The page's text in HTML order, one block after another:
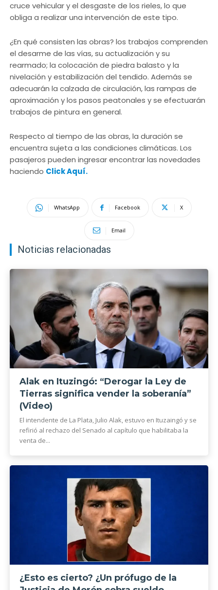
cruce vehicular y el desgaste de los rieles, lo que
obliga a realizar una intervención de este tipo.
¿En qué consisten las obras? los trabajos comprenden
el desarme de las vías, su actualización y su
rearmado; la colocación de piedra balasto y la
nivelación y estabilización del tendido. Además se
adecuarán la calzada de circulación, las rampas de
aproximación y los pasos peatonales y se efectuarán
trabajos de pintura en general.
Respecto al tiempo de las obras, la duración se
encuentra sujeta a las condiciones climáticas. Los
pasajeros pueden ingresar encontrar las novedades
haciendo Click Aquí.
WhatsApp Facebook X
Email
Noticias relacionadas
Alak en Ituzingó: “Derogar la Ley de
Tierras significa vender la soberanía”
(Video)
El intendente de La Plata, Julio Alak, estuvo en Ituzaingó y se
refirió al rechazo del Senado al capítulo que habilitaba la
venta de...
¿Esto es cierto? ¿Un prófugo de la